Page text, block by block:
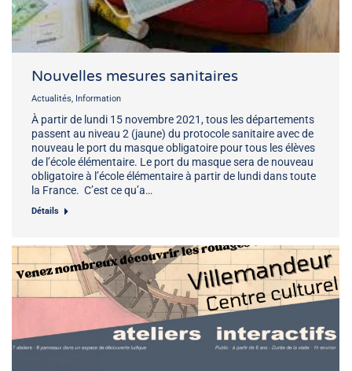
Nouvelles mesures sanitaires
Actualités, Information
À partir de lundi 15 novembre 2021, tous les départements
passent au niveau 2 (jaune) du protocole sanitaire avec de
nouveau le port du masque obligatoire pour tous les élèves
de l’école élémentaire. Le port du masque sera de nouveau
obligatoire à l’école élémentaire à partir de lundi dans toute
la France. C’est ce qu’a…
Détails